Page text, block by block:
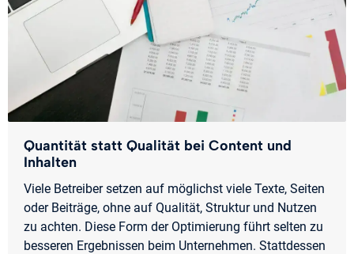
Quantität statt Qualität bei Content und
Inhalten
Viele Betreiber setzen auf möglichst viele Texte, Seiten
oder Beiträge, ohne auf Qualität, Struktur und Nutzen
zu achten. Diese Form der Optimierung führt selten zu
besseren Ergebnissen beim Unternehmen. Stattdessen